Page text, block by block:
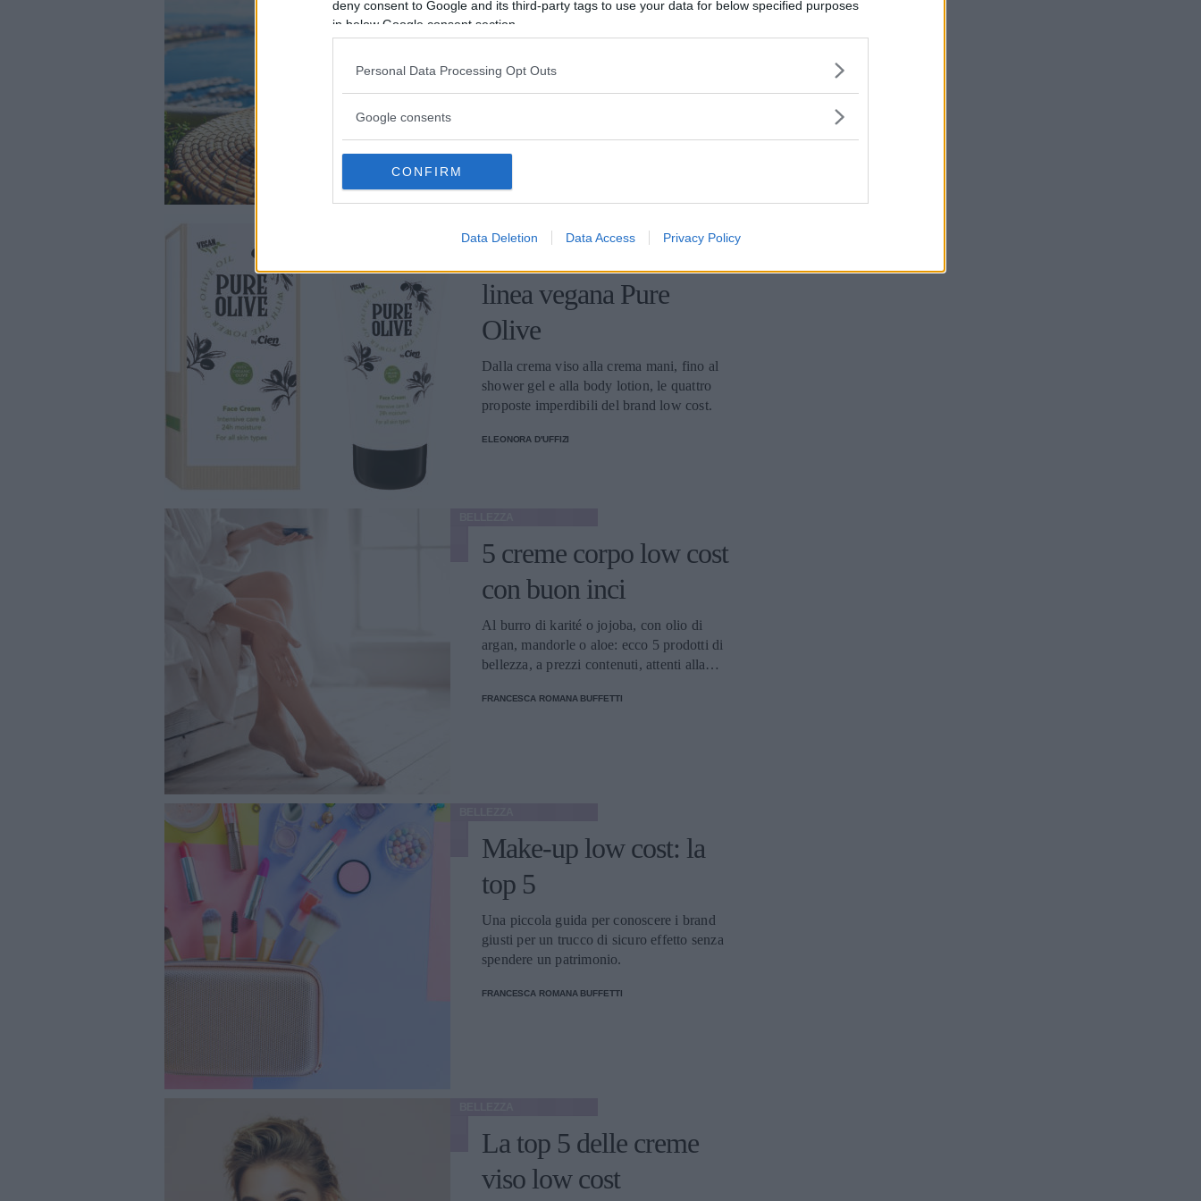
deny consent to Google and its third-party tags to use your data for below specified purposes
in below Google consent section.
Personal Data Processing Opt Outs
Google consents
CONFIRM
Data Deletion Data Access Privacy Policy
Pranzare o cenare nella città partenopea
seguire i nostri consigli.
linea vegana Pure
Olive
Dalla crema viso alla crema mani, fino al
shower gel e alla body lotion, le quattro
proposte imperdibili del brand low cost.
ELEONORA D'UFFIZI
5 creme corpo low cost
con buon inci
Al burro di karité o jojoba, con olio di
argan, mandorle o aloe: ecco 5 prodotti di
bellezza, a prezzi contenuti, attenti alla
FRANCESCA ROMANA BUFFETTI
Make-up low cost: la
top 5
Una piccola guida per conoscere i brand
giusti per un trucco di sicuro effetto senza
spendere un patrimonio.
FRANCESCA ROMANA BUFFETTI
La top 5 delle creme
viso low cost